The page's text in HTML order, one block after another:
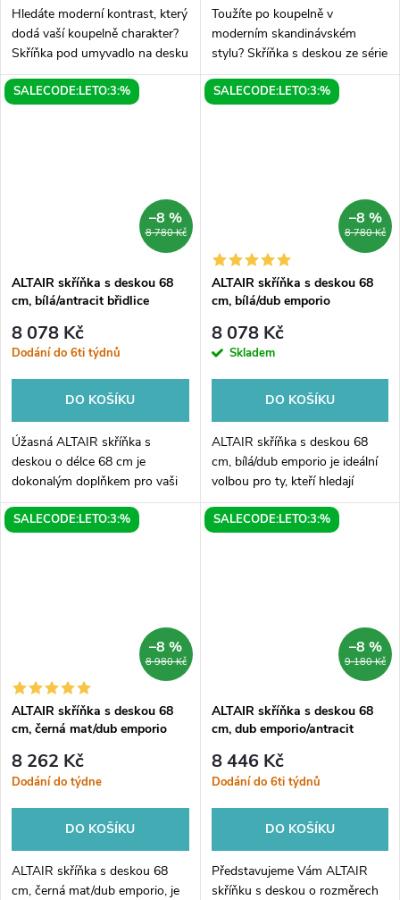
Hledáte moderní kontrast, který
dodá vaší koupelně charakter?
Skříňka pod umyvadlo na desku
ze série ALTAIR v kombinaci
čistě bílé a tmavé antracitové
Toužíte po koupelně v
moderním skandinávském
stylu? Skříňka s deskou ze série
ALTAIR v harmonické
kombinaci bílé barvy a dekoru
SALECODE:LETO:3:%
8 780 Kč
–8 %
ALTAIR skříňka s deskou 68
cm, bílá/antracit břidlice
8 078 Kč
Dodání do 6ti týdnů
DO KOŠÍKU
Úžasná ALTAIR skříňka s
deskou o délce 68 cm je
dokonalým doplňkem pro vaši
domácnost. Její kombinace
bílého a antracitového břidlice
SALECODE:LETO:3:%
8 780 Kč
–8 %
ALTAIR skříňka s deskou 68
cm, bílá/dub emporio
8 078 Kč
Skladem
DO KOŠÍKU
ALTAIR skříňka s deskou 68
cm, bílá/dub emporio je ideální
volbou pro ty, kteří hledají
praktický a zároveň stylový kus
nábytku do svého domova.
SALECODE:LETO:3:%
8 980 Kč
–8 %
ALTAIR skříňka s deskou 68
cm, černá mat/dub emporio
8 262 Kč
Dodání do týdne
DO KOŠÍKU
ALTAIR skříňka s deskou 68
cm, černá mat/dub emporio, je
SALECODE:LETO:3:%
9 180 Kč
–8 %
ALTAIR skříňka s deskou 68
cm, dub emporio/antracit
8 446 Kč
Dodání do 6ti týdnů
DO KOŠÍKU
Představujeme Vám ALTAIR
skříňku s deskou o rozměrech